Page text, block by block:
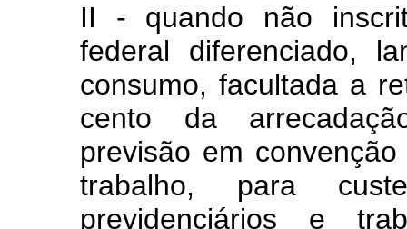
II - quando não
federal diferenciado,
consumo, facultada a
cento da
previsão em
trabalho, para
previdenciários e